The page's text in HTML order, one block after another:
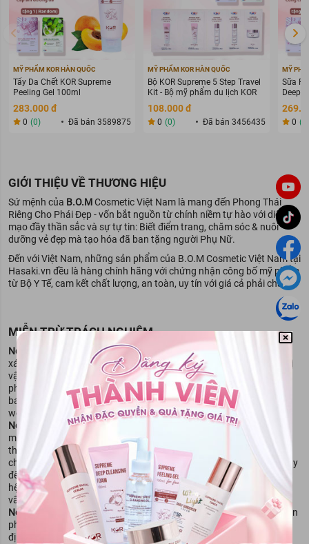
02 Sparkling Champagne –
ánh nhũ tông beige như “tan chảy”
trên mi mắt tạo nên ánh nhìn ngây thơ thuần khiết
MỸ PHẨM KOR HÀN QUỐC
Tẩy Da Chết KOR Supreme
Peeling Gel 100ml
283.000 đ
0 (0) Đã bán 3589875
MỸ PHẨM KOR HÀN QUỐC
Bộ KOR Supreme 5 Step Travel
Kit - Bộ mỹ phẩm du lịch KOR
108.000 đ
0 (0) Đã bán 3456435
MỸ
Sữa
Deep
0 (0)
GIỚI THIỆU VỀ THƯƠNG HIỆU
Sứ mệnh của B.O.MCosmetic Việt Nam là mang đến Phong Thái
Riêng Cho Phái Đẹp - vốn bắt nguồn từ chính niềm tự hào với diện
mạo đầy thần sắc và sự tự tin: Biết điểm trang, chăm sóc & nuôi
dưỡng vẻ đẹp mà tạo hóa đã ban tặng người Phụ Nữ.
Đến với Việt Nam, những sản phẩm của B.O.M Cosmetic Việt Nam tại
Hasaki.vn đều là hàng chính hãng với chứng nhận công bố mỹ phẩm
từ Bộ Y Tế, cam kết chất lượng, an toàn, uy tín với giá cả phải chăng.
MIỄN TRỪ TRÁCH NGHIỆM
NewwayMart
luôn cố gắng đảm bảo rằng mọi thông tin đều chính
xác khi đưa lên website, nhưng đôi khi đối tác của chúng tôi - Đơn vị
vận hành gian hàng chưa kịp cập nhật thông tin mới nhất của sản
phẩm vì lý do nhà sản xuất có thể thay đổi thành phần sản phẩm,
bao bì thiết kế cũng có thể khác biệt với những gì được mô tả trên
website. Chúng tôi khuyến cáo bạn nên hỏi lại đối tác của
NewwayMart
- Đơn vị vận hành gian hàng, trước khi quyết định đặt
mua sản phẩm. Nội dung trên trang website này chỉ được dùng để
tham khảo, không thể thay thế chỉ dẫn của dược sỹ, bác sỹ và các
chuyên gia chăm sóc sắc đẹp. Bạn không nên sử dụng thông tin này
để tự chẩn đoán và điều trị tình trạng mình đang gặp phải. Hãy liên
hệ các cơ quan y tế ngay lập tức nếu bạn nghi ngờ mình đang gặp
vấn đề về sức khỏe.
NewwayMart
miễn trừ trách nhiệm khi bạn tự ý mua và sử dụng sản
phẩm khi không biết rõ tình trạng của mình cũng như không có chỉ
định từ đơn vị có chuyên môn.